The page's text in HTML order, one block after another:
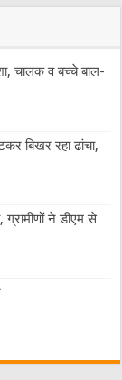
चालक व बच्चे बाल-
बिखर रहा ढांचा,
ने डीएम से